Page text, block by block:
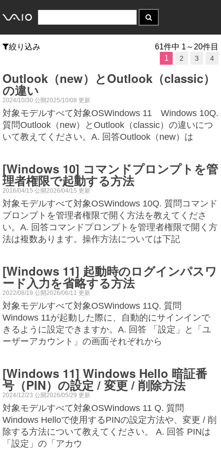
絞り込み
61件中 1～20件目
1
2 3 4
Outlook（new）とOutlook（classic）
の違い
2024/10/30 公開2025/10/08 更新
対象モデルすべて対象OSWindows 11 Windows 10Q.
質問Outlook（new）とOutlook（classic）の違いにつ
いて教えてください。A. 回答Outlook（new）は
[Windows 10] コマンドプロンプトを管
理者権限で起動する方法
2016/04/15 公開2026/04/15 更新
対象モデルすべて対象OSWindows 10Q. 質問コマンド
プロンプトを管理者権限で開く方法を教えてくださ
い。A. 回答コマンドプロンプトを管理者権限で開く方
法は複数あります。操作方法については下記
[Windows 11] 起動時のログインパスワ
ード入力を省略する方法
2022/08/19 公開2026/06/11 更新
対象モデルすべて対象OSWindows 11Q. 質問
Windows 11が起動した際に、自動的にサインインで
きるように設定できますか。A. 回答 「設定」と「ユ
ーザーアカウント」の画面それぞれから
[Windows 11] Windows Hello 暗証番
号（PIN）の設定 / 変更 / 削除方法
2024/12/23 公開2026/05/29 更新
対象モデルすべて対象OSWindows 11 Q. 質問
Windows Helloで使用するPINの設定方法や、変更 / 削
除する方法について教えてください。 A. 回答 PINは
「設定」の「アカウ